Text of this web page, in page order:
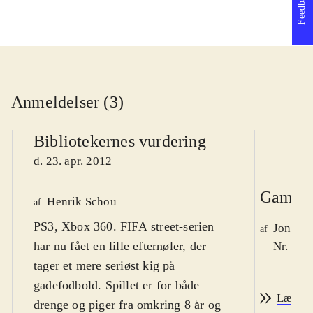
Anmeldelser (3)
Bibliotekernes vurdering
d. 23. apr. 2012
af Henrik Schou
PS3, Xbox 360. FIFA street-serien
har nu fået en lille efternøler, der
tager et mere seriøst kig på
gadefodbold. Spillet er for både
drenge og piger fra omkring 8 år og
Game
af Jonas
Nr.
Læs